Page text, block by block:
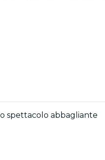
spettacolo abbagliante